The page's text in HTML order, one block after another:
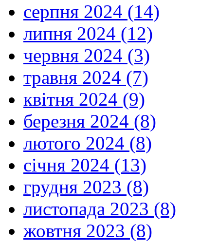
серпня 2024 (14)
липня 2024 (12)
червня 2024 (3)
травня 2024 (7)
квітня 2024 (9)
березня 2024 (8)
лютого 2024 (8)
січня 2024 (13)
грудня 2023 (8)
листопада 2023 (8)
жовтня 2023 (8)